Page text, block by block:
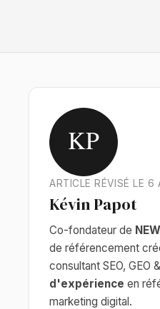
KP
ARTICLE RÉVISÉ LE
Kévin Papot
Co-fondateur de
de référencement
consultant SEO, GEO
d'expérience en
marketing digital.